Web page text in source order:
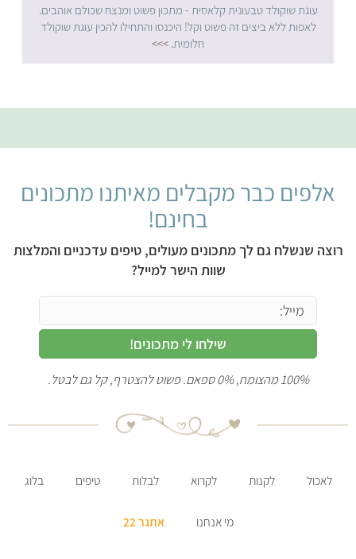
עוגת שוקולד טבעונית קלאסית - מתכון פשוט ומנצח שכולם אוהבים.
לאפות ללא ביצים זה פשוט וקל! היכנסו והתחילו להכין עוגת שוקולד
חלומית. >>>
אלפים כבר מקבלים מאיתנו מתכונים
בחינם!
רוצה שנשלח גם לך מתכונים מעולים, טיפים עדכניים והמלצות
שוות הישר למייל?
שילחו לי מתכונים!
100% מהצומח, 0% ספאם. פשוט להצטרף, קל גם לבטל.
לאכול לקנות לקרוא לבלות טיפים בלוג
מי אנחנו אתגר 22